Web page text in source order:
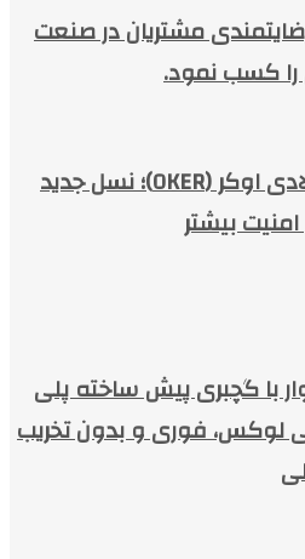
مشتریان در صنعت
را کسب نمود.
معرفی کرکره فولادی اوکر (OKER)؛ نسل جدید
بیشتر
با گچبری پیش ساخته پلی
لوکس، فوری و بدون تخریب